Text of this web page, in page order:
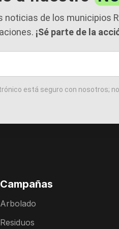
noticias de los municipios
¡Sé parte de la
está seguro con nosotros;
Campañas
Arbolado
Residuos